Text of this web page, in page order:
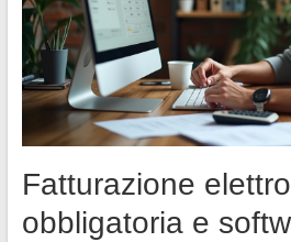
Fatturazione
obbligatoria e